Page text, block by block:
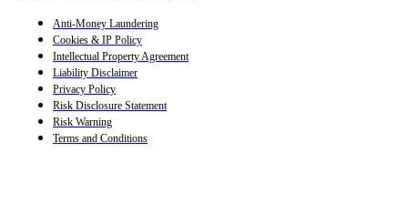
Anti-Money Laundering
Cookies & IP Policy
Intellectual Property Agreement
Liability Disclaimer
Privacy Policy
Risk Disclosure Statement
Risk Warning
Terms and Conditions